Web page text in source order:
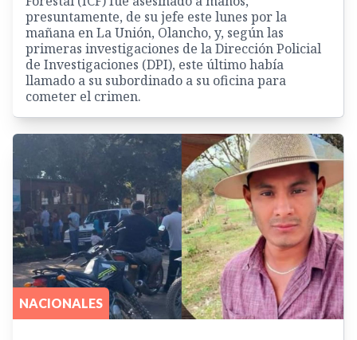
presuntamente, de su jefe este lunes por la
mañana en La Unión, Olancho, y, según las
primeras investigaciones de la Dirección Policial
de Investigaciones (DPI), este último había
llamado a su subordinado a su oficina para
cometer el crimen.
NACIONALES